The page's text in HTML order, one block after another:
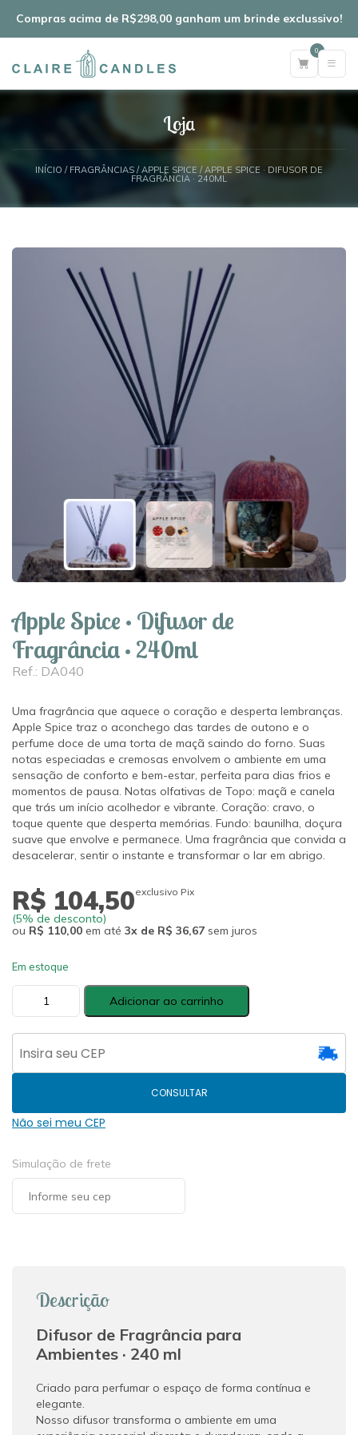
Compras acima de R$298,00 ganham um brinde exclussivo!
0
Loja
INÍCIO / FRAGRÂNCIAS /APPLE SPICE / APPLE SPICE · DIFUSOR DE
FRAGRÂNCIA · 240ML
Apple Spice · Difusor de
Fragrância · 240ml
Ref.: DA040
Uma fragrância que aquece o coração e desperta lembranças.
Apple Spice traz o aconchego das tardes de outono e o
perfume doce de uma torta de maçã saindo do forno. Suas
notas especiadas e cremosas envolvem o ambiente em uma
sensação de conforto e bem-estar, perfeita para dias frios e
momentos de pausa. Notas olfativas de Topo: maçã e canela
que trás um início acolhedor e vibrante. Coração: cravo, o
toque quente que desperta memórias. Fundo: baunilha, doçura
suave que envolve e permanece. Uma fragrância que convida a
desacelerar, sentir o instante e transformar o lar em abrigo.
R$ 104,50exclusivo Pix
(5% de desconto)
ou R$ 110,00 em até 3x de R$ 36,67 sem juros
Em estoque
Apple
·
Fragrância
·
240ml
Adicionar ao carrinho
CONSULTAR
Não sei meu CEP
Simulação de frete
Descrição
Difusor de Fragrância para
Ambientes · 240 ml
Criado para perfumar o espaço de forma contínua e
elegante.
Nosso difusor transforma o ambiente em uma